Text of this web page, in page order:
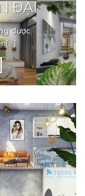
ĐẠI
được